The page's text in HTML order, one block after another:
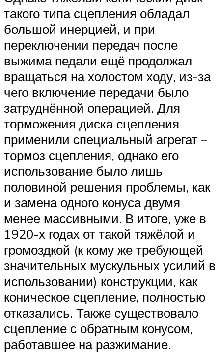
такого типа сцепления обладал
большой инерцией, и при
переключении передач после
выжима педали ещё продолжал
вращаться на холостом ходу, из-за
чего включение передачи было
затруднённой операцией. Для
торможения диска сцепления
применили специальный агрегат –
тормоз сцепления, однако его
использование было лишь
половиной решения проблемы, как
и замена одного конуса двумя
менее массивными. В итоге, уже в
1920-х годах от такой тяжёлой и
громоздкой (к кому же требующей
значительных мускульных усилий в
использовании) конструкции, как
коническое сцепление, полностью
отказались. Также существовало
сцепление с обратным конусом,
работавшее на разжимание.